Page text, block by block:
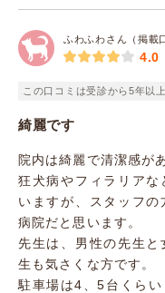
ふわふわさん（掲載
4.0
この口コミは受診から5年以
綺麗です
院内は綺麗で清潔感が
狂犬病やフィラリア
いますが、スタッフ
病院だと思います。
先生は、男性の先生
生も気さくな方です。
駐車場は4、5台くら